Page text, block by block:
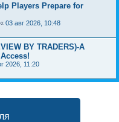
Players Prepare for
« 03 авг 2026, 10:48
BY TRADERS)-A
2026, 11:20